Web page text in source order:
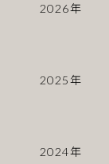
2026年
2025年
2024年